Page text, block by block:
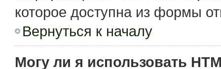
которое доступна из формы
Вернуться к началу
Могу ли я использовать